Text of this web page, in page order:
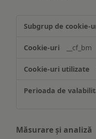
funcționalităților
ului
__cf_bm
Măsurare și analiză